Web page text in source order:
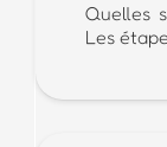
Quelles
Les